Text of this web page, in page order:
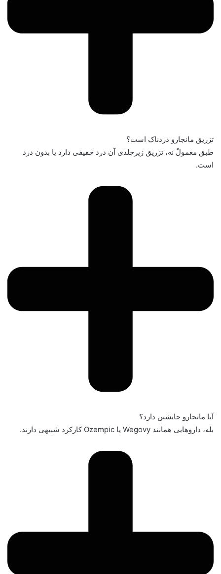
تزریق مانجارو دردناک است؟
طبق معمولً نه، تزریق زیرجلدی آن درد خفیفی دارد یا بدون درد
است.
آیا مانجارو جانشین دارد؟
بله، داروهایی همانند Wegovy یا Ozempic کارکرد شبیهی دارند.